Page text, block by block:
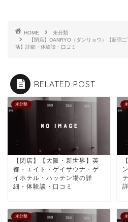
HOME
未分類
【閉店】DANRYO（ダンリョウ）【新宿
活】詳細・体験談・口コミ
RELATED POST
未分類
【閉店】【大阪・新世界】英
都・エイト・ゲイサウナ・ゲ
イホテル・ハッテン場の詳
細・体験談・口コミ
未分類